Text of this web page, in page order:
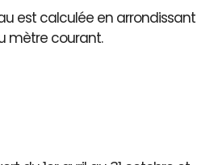
est calculée en arrondissant
mètre courant.